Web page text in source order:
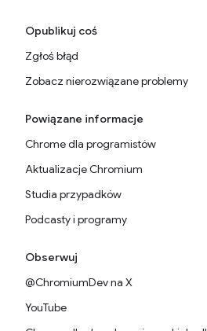
Opublikuj coś
Zgłoś błąd
Zobacz nierozwiązane problemy
Powiązane informacje
Chrome dla programistów
Aktualizacje Chromium
Studia przypadków
Podcasty i programy
Obserwuj
@ChromiumDev na X
YouTube